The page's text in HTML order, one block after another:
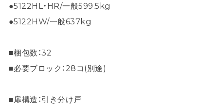
●5122HL・HR/一般599.5kg
●5122HW/一般637kg
■梱包数：32
■必要ブロック：28コ(別途)
■扉構造：引き分け戸